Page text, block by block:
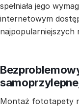
spełniała jego
internetowym
najpopularniejszych
Montaż fototapety